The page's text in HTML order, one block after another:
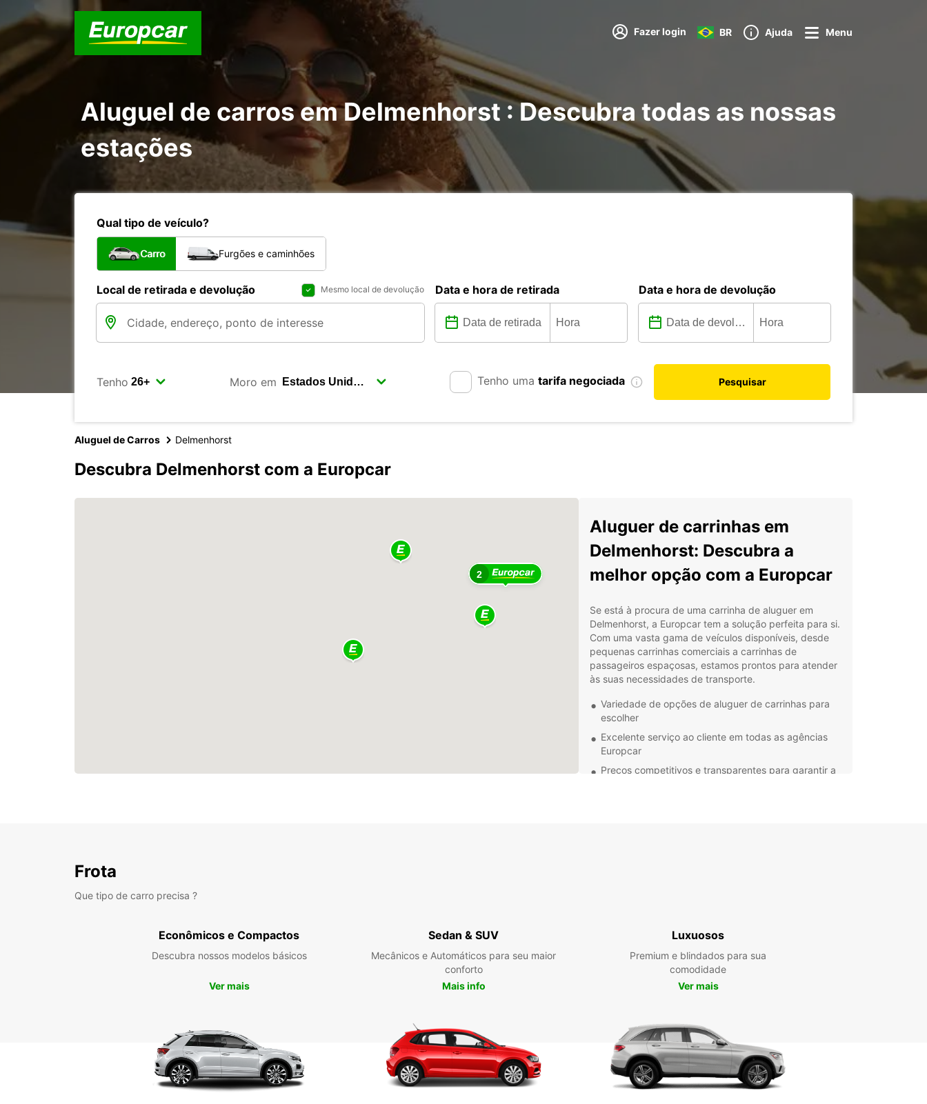
Fazer login BR Ajuda Menu
Aluguel de carros em Delmenhorst : Descubra todas as nossas
estações
Qual tipo de veículo?
Carro Furgões e caminhões
Local de retirada e devolução Mesmo local de devolução Data e hora de retirada Data e hora de devolução
Tenho Moro em Tenho uma tarifa negociada Pesquisar
Aluguel de Carros Delmenhorst
Descubra Delmenhorst com a Europcar
2
Aluguer de carrinhas em
Delmenhorst: Descubra a
melhor opção com a Europcar
Se está à procura de uma carrinha de aluguer em
Delmenhorst, a Europcar tem a solução perfeita para si.
Com uma vasta gama de veículos disponíveis, desde
pequenas carrinhas comerciais a carrinhas de
passageiros espaçosas, estamos prontos para atender
às suas necessidades de transporte.
Variedade de opções de aluguer de carrinhas para
escolher
Excelente serviço ao cliente em todas as agências
Europcar
Preços competitivos e transparentes para garantir a
Alugar uma carrinha connosco é fácil e rápido. Basta
reservar online ou visitar uma das nossas agências
locais em Delmenhorst para escolher a carrinha que
melhor se adequa às suas necessidades. A nossa
equipa está sempre disponível para o ajudar a
Não perca mais tempo à procura de uma carrinha de
aluguer em Delmenhorst. Confie na Europcar para lhe
proporcionar a melhor solução de transporte ao melhor
preço. Reserve já a sua carrinha e comece a sua
jornada com conforto e confiança.
Frota
Que tipo de carro precisa ?
Econômicos e Compactos
Descubra nossos modelos básicos
Ver mais
Sedan & SUV
Mecânicos e Automáticos para seu maior
conforto
Mais info
Luxuosos
Premium e blindados para sua
comodidade
Ver mais